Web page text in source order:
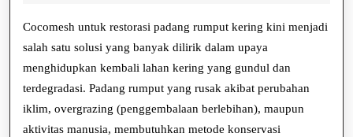
Cocomesh untuk restorasi padang rumput kering kini menjadi
salah satu solusi yang banyak dilirik dalam upaya
menghidupkan kembali lahan kering yang gundul dan
terdegradasi. Padang rumput yang rusak akibat perubahan
iklim, overgrazing (penggembalaan berlebihan), maupun
aktivitas manusia, membutuhkan metode konservasi